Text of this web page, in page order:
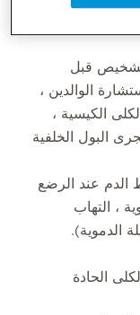
قبل
الوالدين ،
الكيسية ،
البول الخلفية
الدم عند الرضع
، التهاب
الدموية).
الحادة